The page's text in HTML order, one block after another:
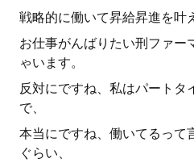
戦略的に働いて昇給昇進を叶
お仕事がんばりたい刑ファー
ゃいます。
反対にですね、私はパートタ
で、
本当にですね、働いてるって
ぐらい、